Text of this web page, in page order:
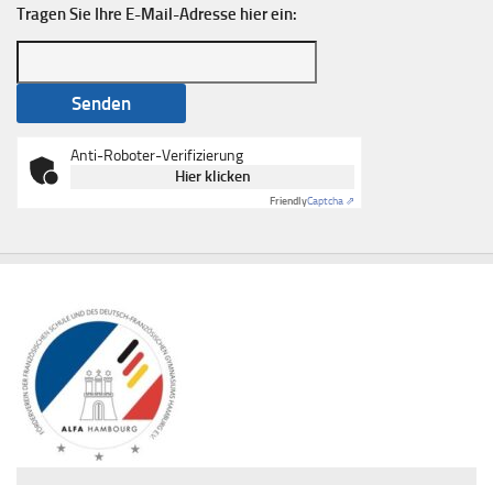
Tragen Sie Ihre E-Mail-Adresse hier ein:
Anti-Roboter-Verifizierung
Hier klicken
FriendlyCaptcha ⇗